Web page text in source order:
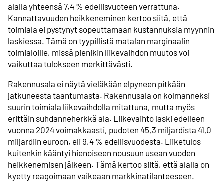
alalla yhteensä 7,4 % edellisvuoteen verrattuna.
Kannattavuuden heikkeneminen kertoo siitä, että
toimiala ei pystynyt sopeuttamaan kustannuksia myynnin
laskiessa. Tämä on tyypillistä matalan marginaalin
toimialoille, missä pienikin liikevaihdon muutos voi
vaikuttaa tulokseen merkittävästi.
Rakennusala ei näytä vieläkään elpyneen pitkään
jatkuneesta taantumasta. Rakennusala on kolmanneksi
suurin toimiala liikevaihdolla mitattuna, mutta myös
erittäin suhdanneherkkä ala. Liikevaihto laski edelleen
vuonna 2024 voimakkaasti, pudoten 45,3 miljardista 41,0
miljardiin euroon, eli 9,4 % edellisvuodesta. Liiketulos
kuitenkin kääntyi hienoiseen nousuun usean vuoden
heikkenemisen jälkeen. Tämä kertoo siitä, että alalla on
kyetty reagoimaan vaikeaan markkinatilanteeseen.